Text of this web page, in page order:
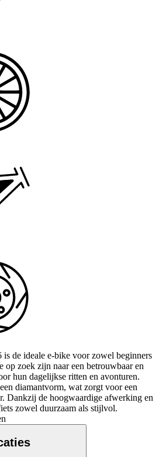
de ideale e-bike voor zowel beginners
op zoek zijn naar een betrouwbaar en
hun dagelijkse ritten en avonturen.
diamantvorm, wat zorgt voor een
Dankzij de hoogwaardige afwerking en
zowel duurzaam als stijlvol.